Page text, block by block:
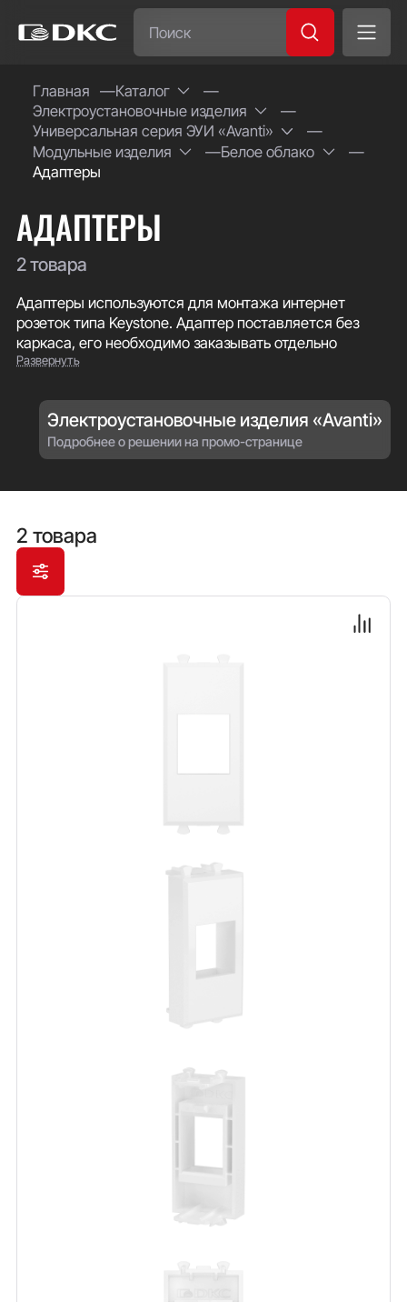
Главная
Каталог
Электроустановочные изделия
Универсальная серия ЭУИ «Avanti»
Модульные изделия
Белое облако
Адаптеры
АДАПТЕРЫ
2 товара
Адаптеры используются для монтажа интернет
розеток типа Keystone. Адаптер поставляется без
каркаса, его необходимо заказывать отдельно
Развернуть
Электроустановочные изделия «Avanti»
Подробнее о решении на промо-странице
2 товара
Часто ищут:
Специсполнение